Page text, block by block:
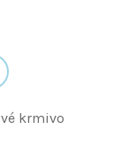
krmivo